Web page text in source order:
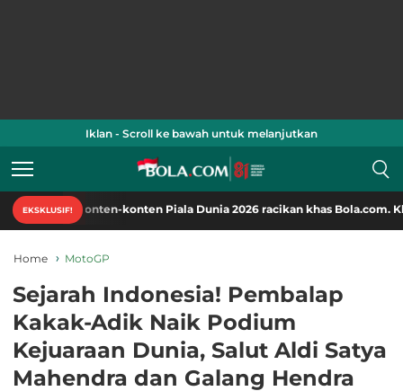
Iklan - Scroll ke bawah untuk melanjutkan
EKSKLUSIF!
konten-konten Piala Dunia 2026 racikan khas Bola.com. Klik di sini!
Home MotoGP
Sejarah Indonesia! Pembalap
Kakak-Adik Naik Podium
Kejuaraan Dunia, Salut Aldi Satya
Mahendra dan Galang Hendra